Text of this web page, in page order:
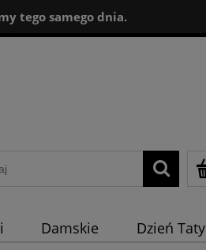
tego samego dnia.
Damskie Dzień Taty